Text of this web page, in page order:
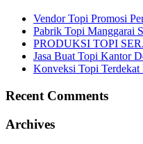
Vendor Topi Promosi
Pabrik Topi Manggarai
PRODUKSI TOPI
Jasa Buat Topi Kantor
Konveksi Topi Terdekat
Recent Comments
Archives